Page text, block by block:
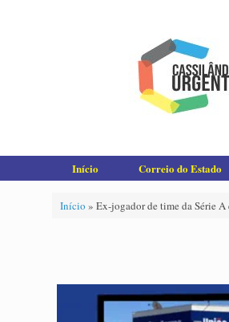
Início Correio do Estado
Início » Ex-jogador de time da Série